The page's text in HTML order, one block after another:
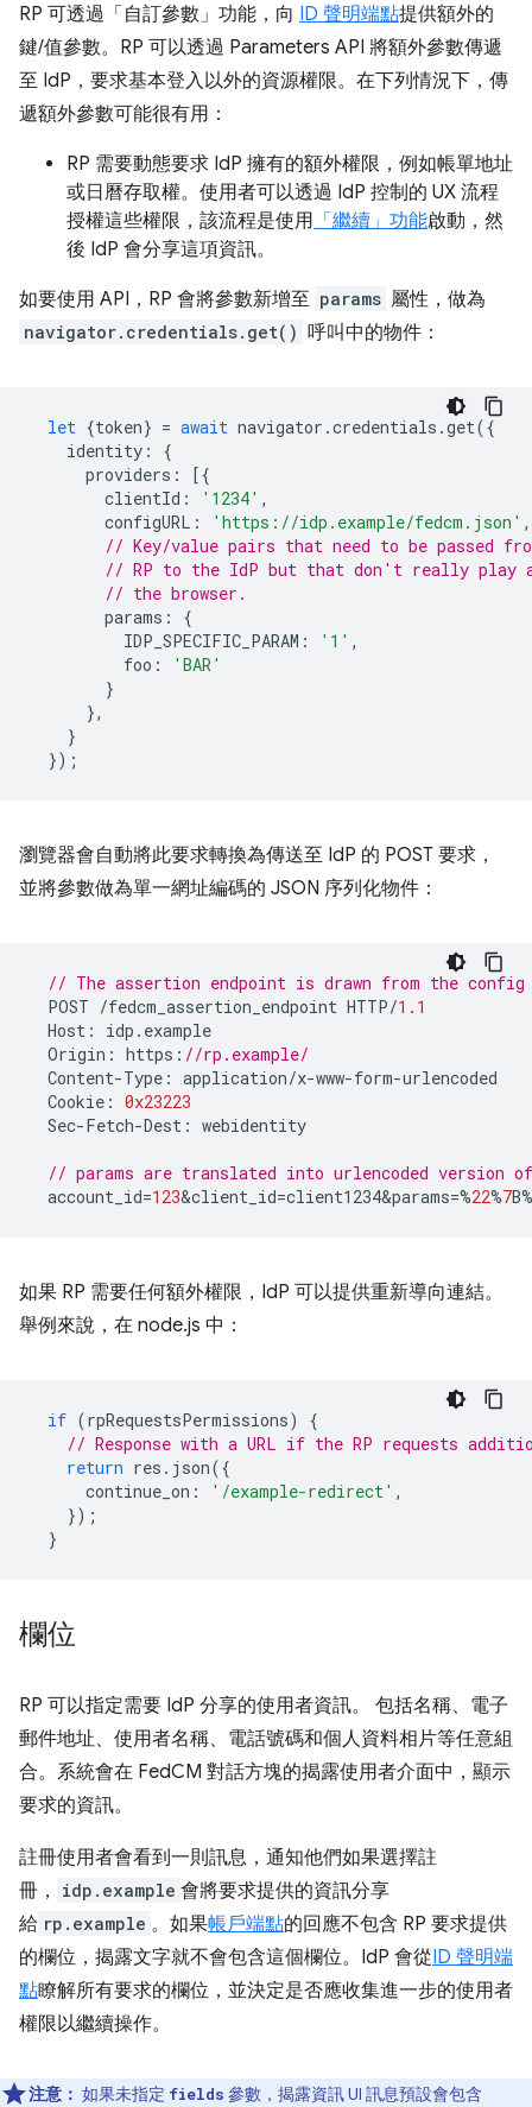
RP 可透過「自訂參數」功能，向 ID 聲明端點提供額外的
鍵/值參數。RP 可以透過 Parameters API 將額外參數傳遞
至 IdP，要求基本登入以外的資源權限。在下列情況下，傳
遞額外參數可能很有用：
RP 需要動態要求 IdP 擁有的額外權限，例如帳單地址
或日曆存取權。使用者可以透過 IdP 控制的 UX 流程
授權這些權限，該流程是使用 「繼續」功能啟動，然
後 IdP 會分享這項資訊。
如要使用 API，RP 會將參數新增至 params 屬性，做為
navigator.credentials.get() 呼叫中的物件：
let {token} = await navigator .credentials .get({
identity :
{
providers :
[{
clientId : '1234' ,
configURL : 'https://idp.example/fedcm.json' ,
// Key/value pairs that need to be passed
// RP to the IdP but that don't really play
// the browser.
params :
{
IDP_SPECIFIC_PARAM : '1' ,
foo :
'BAR'
}
},
}
});
瀏覽器會自動將此要求轉換為傳送至 IdP 的 POST 要求，
並將參數做為單一網址編碼的 JSON 序列化物件：
// The assertion endpoint is drawn from the
POST /fedcm_assertion_endpoint HTTP/1.1
Host : idp . example
Origin : https : //rp.example/
Content-Type : application/x-www-form-urlencoded
Cookie : 0x23223
Sec-Fetch-Dest : webidentity
// params are translated into urlencoded version
account_id=123&client_id=client1234&params=%22%7B%
如果 RP 需要任何額外權限，IdP 可以提供重新導向連結。
舉例來說，在 node.js 中：
if (rpRequestsPermissions)
{
// Response with a URL if the RP requests
return res . json({
continue_on : '/example-redirect' ,
});
}
欄位
RP 可以指定需要 IdP 分享的使用者資訊。 包括名稱、電子
郵件地址、使用者名稱、電話號碼和個人資料相片等任意組
合。系統會在 FedCM 對話方塊的揭露使用者介面中，顯示
要求的資訊。
註冊使用者會看到一則訊息，通知他們如果選擇註
冊，
idp.example 會將要求提供的資訊分享
給 rp.example 。如果帳戶端點的回應不包含 RP 要求提供
的欄位，揭露文字就不會包含這個欄位。IdP 會從ID 聲明端
點瞭解所有要求的欄位，並決定是否應收集進一步的使用者
權限以繼續操作。
注意： 如果未指定 fields 參數，揭露資訊 UI 訊息預設會包含